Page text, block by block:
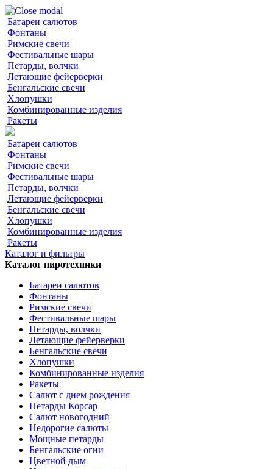
Батареи салютов
Фонтаны
Римские свечи
Фестивальные шары
Петарды, волчки
Летающие фейерверки
Бенгальские свечи
Хлопушки
Комбинированные изделия
Ракеты
Батареи салютов
Фонтаны
Римские свечи
Фестивальные шары
Петарды, волчки
Летающие фейерверки
Бенгальские свечи
Хлопушки
Комбинированные изделия
Ракеты
Каталог и фильтры
Каталог пиротехники
Батареи салютов
Фонтаны
Римские свечи
Фестивальные шары
Петарды, волчки
Летающие фейерверки
Бенгальские свечи
Хлопушки
Комбинированные изделия
Ракеты
Салют с днем рождения
Петарды Корсар
Салют новогодний
Недорогие салюты
Мощные петарды
Бенгальские огни
Цветной дым